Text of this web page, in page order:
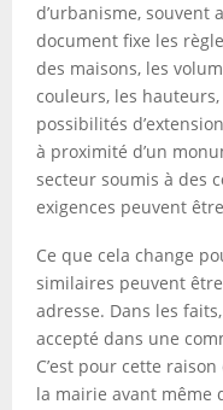
d’urbanisme, souvent
document fixe les
des maisons, les
couleurs, les
possibilités
à proximité d’un
secteur soumis à des
exigences peuvent
Ce que cela change
similaires peuvent
adresse. Dans les
accepté dans une
C’est pour cette
la mairie avant même